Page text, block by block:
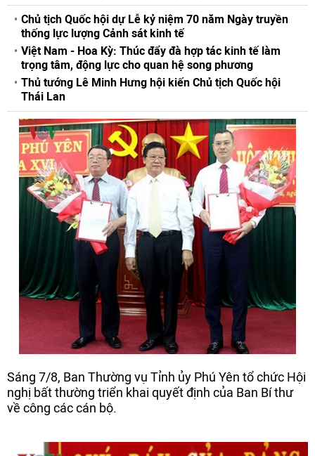
Chủ tịch Quốc hội dự Lễ kỷ niệm 70 năm Ngày truyền
thống lực lượng Cảnh sát kinh tế
Việt Nam - Hoa Kỳ: Thúc đẩy đà hợp tác kinh tế làm
trọng tâm, động lực cho quan hệ song phương
Thủ tướng Lê Minh Hưng hội kiến Chủ tịch Quốc hội
Thái Lan
Sáng 7/8, Ban Thường vụ Tỉnh ủy Phú Yên tổ chức Hội
nghị bất thường triển khai quyết định của Ban Bí thư
về công các cán bộ.